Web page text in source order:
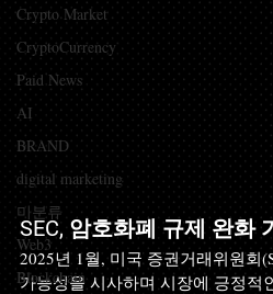
Crypto Market
CryptoCurrency
Paid News
AI
BRAND
digital marketing
미분류
Web3
Blockchain
SEC, 암호화폐 규제 완화
2025년 1월, 미국 증권거래위원회
가능성을 시사하며 시장에 긍정적